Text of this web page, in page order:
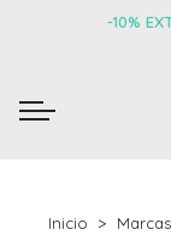
-10%
Inicio Marcas